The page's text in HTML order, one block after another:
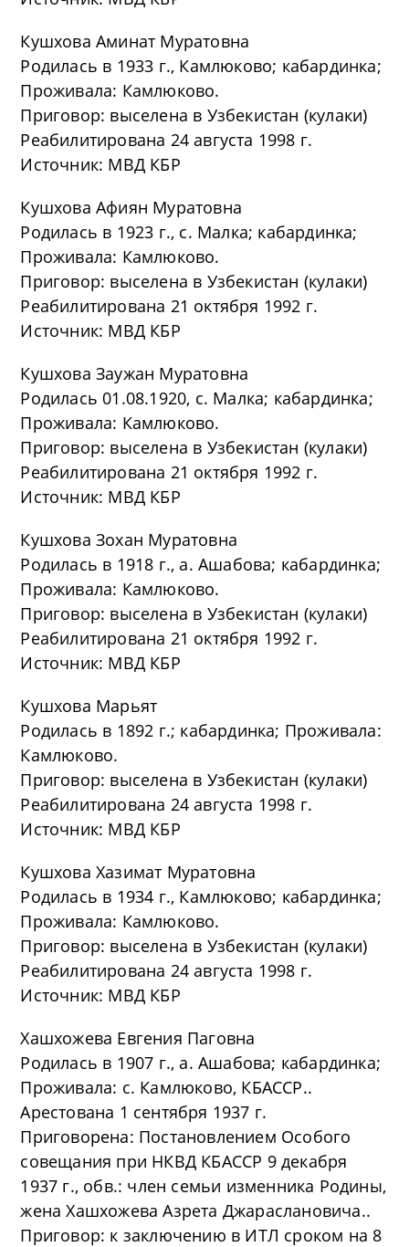
Кушхова Аминат Муратовна
Родилась в 1933 г., Камлюково; кабардинка;
Проживала: Камлюково.
Приговор: выселена в Узбекистан (кулаки)
Реабилитирована 24 августа 1998 г.
Источник: МВД КБР
Кушхова Афиян Муратовна
Родилась в 1923 г., с. Малка; кабардинка;
Проживала: Камлюково.
Приговор: выселена в Узбекистан (кулаки)
Реабилитирована 21 октября 1992 г.
Источник: МВД КБР
Кушхова Заужан Муратовна
Родилась 01.08.1920, с. Малка; кабардинка;
Проживала: Камлюково.
Приговор: выселена в Узбекистан (кулаки)
Реабилитирована 21 октября 1992 г.
Источник: МВД КБР
Кушхова Зохан Муратовна
Родилась в 1918 г., а. Ашабова; кабардинка;
Проживала: Камлюково.
Приговор: выселена в Узбекистан (кулаки)
Реабилитирована 21 октября 1992 г.
Источник: МВД КБР
Кушхова Марьят
Родилась в 1892 г.; кабардинка; Проживала:
Камлюково.
Приговор: выселена в Узбекистан (кулаки)
Реабилитирована 24 августа 1998 г.
Источник: МВД КБР
Кушхова Хазимат Муратовна
Родилась в 1934 г., Камлюково; кабардинка;
Проживала: Камлюково.
Приговор: выселена в Узбекистан (кулаки)
Реабилитирована 24 августа 1998 г.
Источник: МВД КБР
Хашхожева Евгения Паговна
Родилась в 1907 г., а. Ашабова; кабардинка;
Проживала: с. Камлюково, КБАССР..
Арестована 1 сентября 1937 г.
Приговорена: Постановлением Особого
совещания при НКВД КБАССР 9 декабря
1937 г., обв.: член семьи изменника Родины,
жена Хашхожева Азрета Джараслановича..
Приговор: к заключению в ИТЛ сроком на 8